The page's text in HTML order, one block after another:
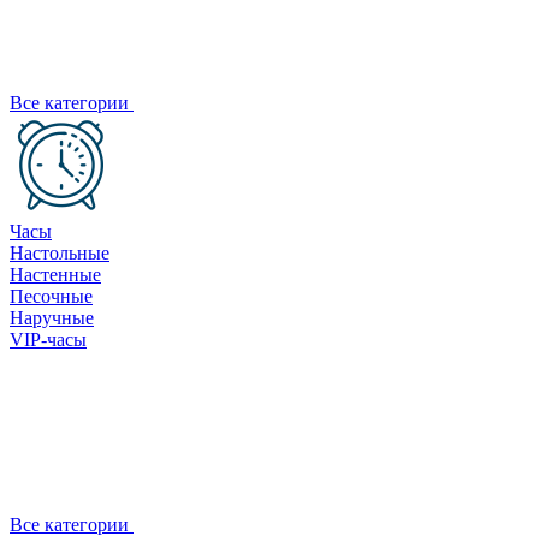
Все категории
Часы
Настольные
Настенные
Песочные
Наручные
VIP-часы
Все категории